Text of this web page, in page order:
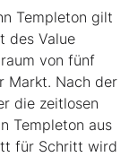
Templeton gilt
des Value
von fünf
Markt. Nach der
die zeitlosen
Templeton aus
für Schritt wird